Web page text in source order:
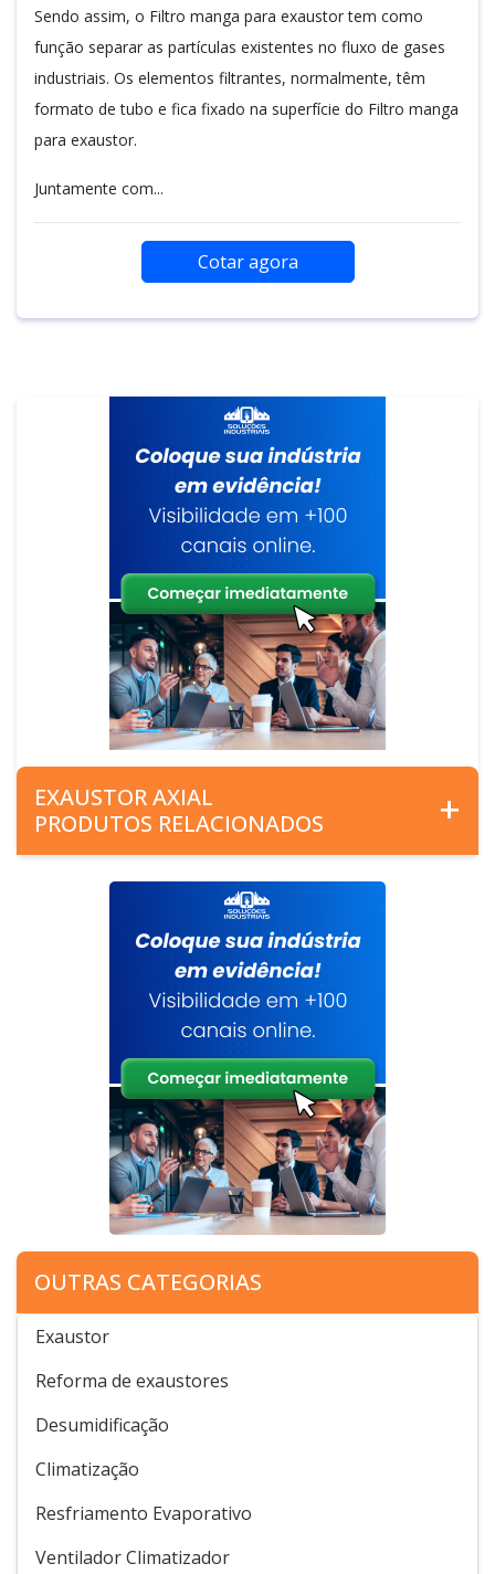
Sendo assim, o Filtro manga para exaustor tem como
função separar as partículas existentes no fluxo de gases
industriais. Os elementos filtrantes, normalmente, têm
formato de tubo e fica fixado na superfície do Filtro manga
para exaustor.
Juntamente com...
Cotar agora
EXAUSTOR AXIAL
PRODUTOS RELACIONADOS
OUTRAS CATEGORIAS
Exaustor
Reforma de exaustores
Desumidificação
Climatização
Resfriamento Evaporativo
Ventilador Climatizador